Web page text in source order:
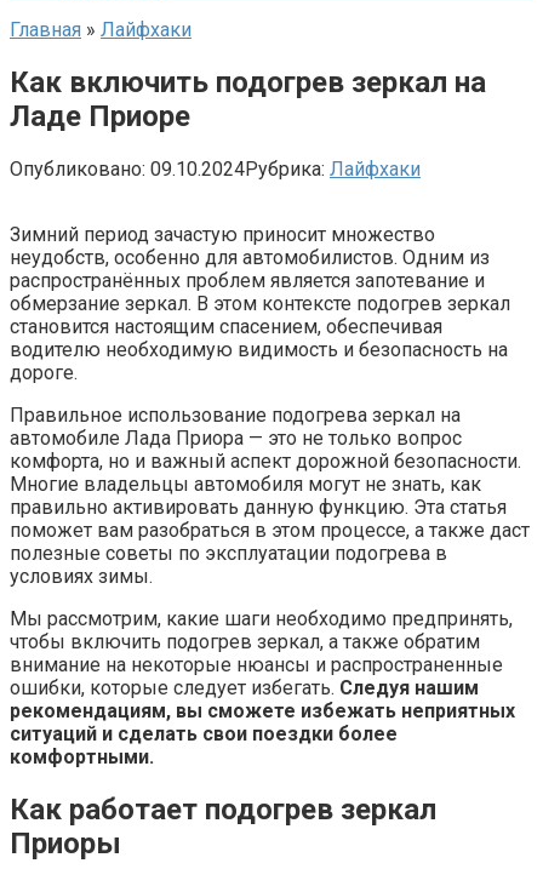
Главная » Лайфхаки
Как включить подогрев зеркал на
Ладе Приоре
Опубликовано: 09.10.2024Рубрика: Лайфхаки
Зимний период зачастую приносит множество
неудобств, особенно для автомобилистов. Одним из
распространённых проблем является запотевание и
обмерзание зеркал. В этом контексте подогрев зеркал
становится настоящим спасением, обеспечивая
водителю необходимую видимость и безопасность на
дороге.
Правильное использование подогрева зеркал на
автомобиле Лада Приора — это не только вопрос
комфорта, но и важный аспект дорожной безопасности.
Многие владельцы автомобиля могут не знать, как
правильно активировать данную функцию. Эта статья
поможет вам разобраться в этом процессе, а также даст
полезные советы по эксплуатации подогрева в
условиях зимы.
Мы рассмотрим, какие шаги необходимо предпринять,
чтобы включить подогрев зеркал, а также обратим
внимание на некоторые нюансы и распространенные
ошибки, которые следует избегать. Следуя нашим
рекомендациям, вы сможете избежать неприятных
ситуаций и сделать свои поездки более
комфортными.
Как работает подогрев зеркал
Приоры